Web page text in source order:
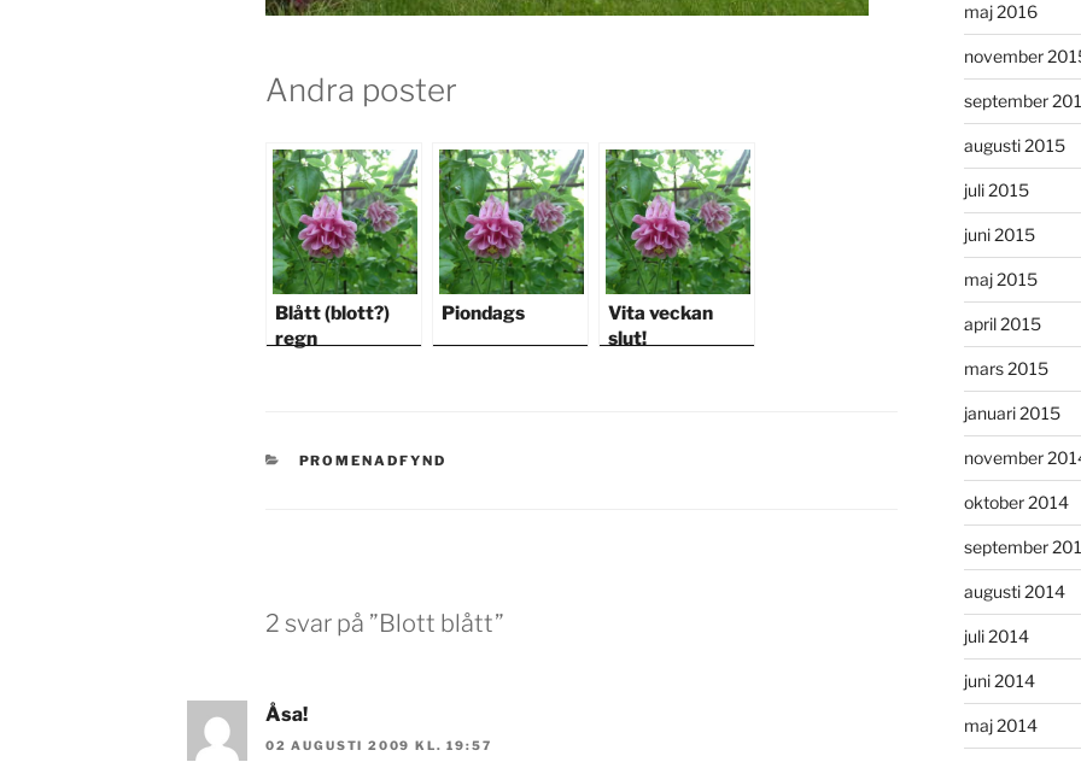
Andra poster
Blått (blott?)
regn
Piondags
Vita veckan
slut!
KATEGORIER
PROMENADFYND
2 svar på ”Blott blått”
Åsa!
02 AUGUSTI 2009 KL. 19:57
maj 2016
november
september
augusti 2015
juli 2015
juni 2015
maj 2015
april 2015
mars 2015
januari 2015
november
oktober 2014
september
augusti 2014
juli 2014
juni 2014
maj 2014